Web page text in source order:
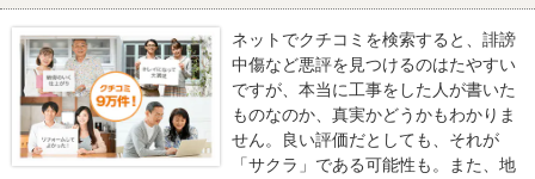
ネットでクチコミを検索すると、誹謗
中傷など悪評を見つけるのはたやすい
ですが、本当に工事をした人が書いた
ものなのか、真実かどうかもわかりま
せん。良い評価だとしても、それが
「サクラ」である可能性も。また、地